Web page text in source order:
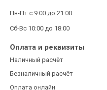
Пн-Пт с 9:00 до 21:00
Сб-Вс 10:00 до 18:00
Оплата и реквизиты
Наличный расчёт
Безналичный расчёт
Оплата онлайн